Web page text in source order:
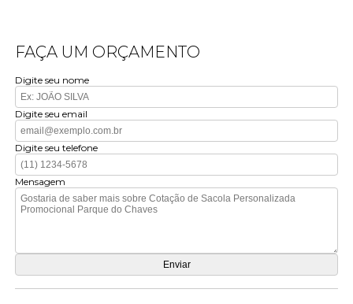
FAÇA UM ORÇAMENTO
Digite seu nome
Digite seu email
Digite seu telefone
Mensagem